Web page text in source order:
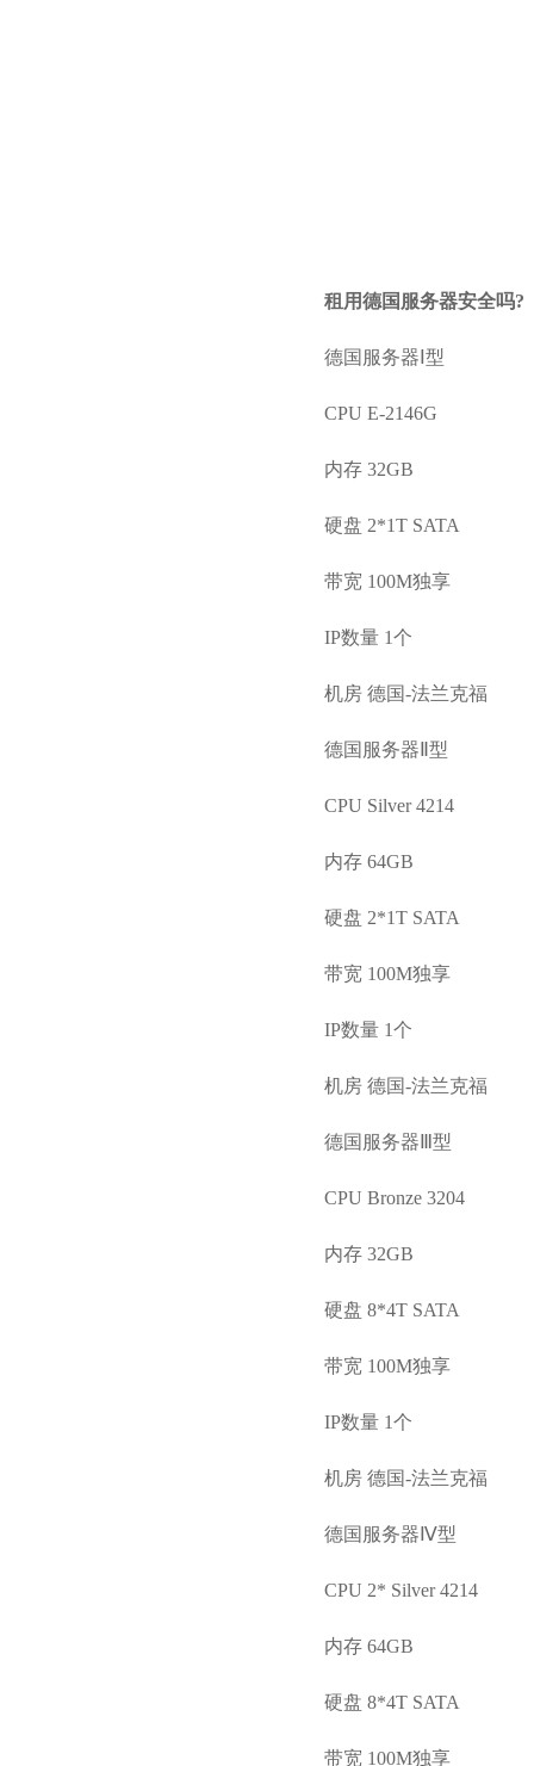
租用德国服务器安全吗?
德国服务器Ⅰ型
CPU E-2146G
内存 32GB
硬盘 2*1T SATA
带宽 100M独享
IP数量 1个
机房 德国-法兰克福
德国服务器Ⅱ型
CPU Silver 4214
内存 64GB
硬盘 2*1T SATA
带宽 100M独享
IP数量 1个
机房 德国-法兰克福
德国服务器Ⅲ型
CPU Bronze 3204
内存 32GB
硬盘 8*4T SATA
带宽 100M独享
IP数量 1个
机房 德国-法兰克福
德国服务器Ⅳ型
CPU 2* Silver 4214
内存 64GB
硬盘 8*4T SATA
带宽 100M独享